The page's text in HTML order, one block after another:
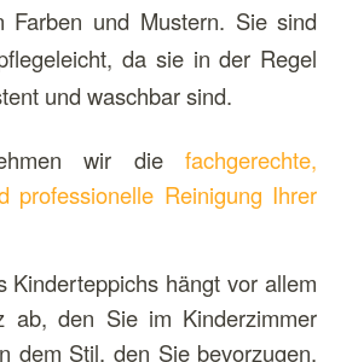
Farben und Mustern. Sie sind
da sie in der Regel
und waschbar sind.
wir diefachgerechte,
professionelle Reinigung Ihrer
Kinderteppichs hängt vor allem
ab, den Sie im Kinderzimmer
dem Stil, den Sie bevorzugen.